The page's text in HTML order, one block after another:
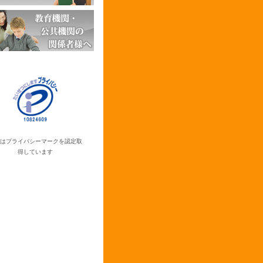
プライバシーマークを認定取
得しています